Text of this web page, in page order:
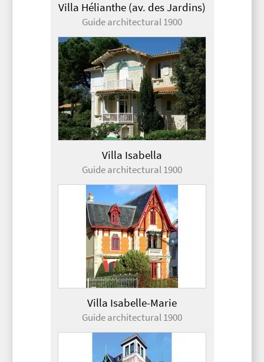
Villa Hélianthe (av. des Jardins)
Guide architectural 1900
Villa Isabella
Guide architectural 1900
Villa Isabelle-Marie
Guide architectural 1900